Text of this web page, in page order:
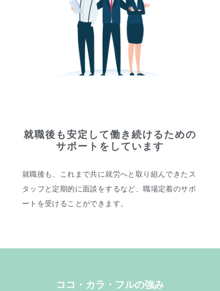
就職後も安定して働き続けるための
サポートをしています
就職後も、これまで共に就労へと取り組んできたス
タッフと定期的に面談をするなど、職場定着のサポ
ートを受けることができます。
ココ・カラ・フルの強み​